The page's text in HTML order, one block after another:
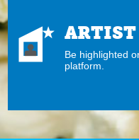
ARTIST
Be highlighted
platform.